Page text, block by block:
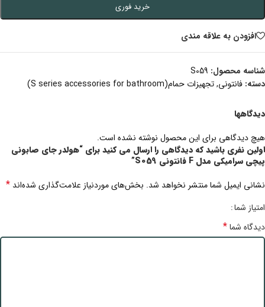
خرید فوری
افزودن به علاقه مندی
شناسه محصول: S059
دسته: فانتونی,تجهیزات حمام(S series accessories for bathroom)
دیدگاهها
هیچ دیدگاهی برای این محصول نوشته نشده است.
اولین نفری باشید که دیدگاهی را ارسال می کنید برای “هولدر جای صابونی
پیچی سرامیکی مدل F فانتونی S059”
نشانی ایمیل شما منتشر نخواهد شد. بخش‌های موردنیاز علامت‌گذاری شده‌اند *
امتیاز شما
دیدگاه شما*